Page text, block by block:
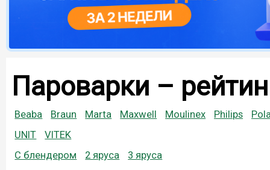
Пароварки –
Beaba Braun Marta Maxwell Moulinex Philips
UNIT
VITEK
С блендером
2 яруса 3 яруса